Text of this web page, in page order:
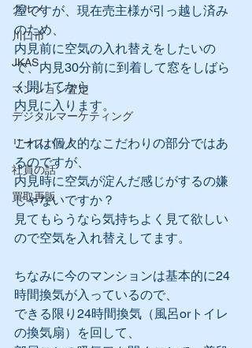
グルメ
川口市
JKAS
マンション査定
デジタルマーケティング
リースバック
社員の話
買取再販
屋ですが、現在売主様が引っ越し済み
のため、
内見前に空気の入れ替えをしたいの
で、内見30分前に到着して窓をしばら
く開けてから
内見に入ります。
これは個人的なこだわりの部分ではあ
るのですが、
内見時に空気が淀んだ感じがするの嫌
じゃないですか？
見てもらうなら気持ちよく見て欲しい
ので空気を入れ替えしてます。
ちなみに今のマンションは基本的に24
時間換気が入っているので、
できる限り24時間換気（風呂orトイレ
の換気扇）を回して、